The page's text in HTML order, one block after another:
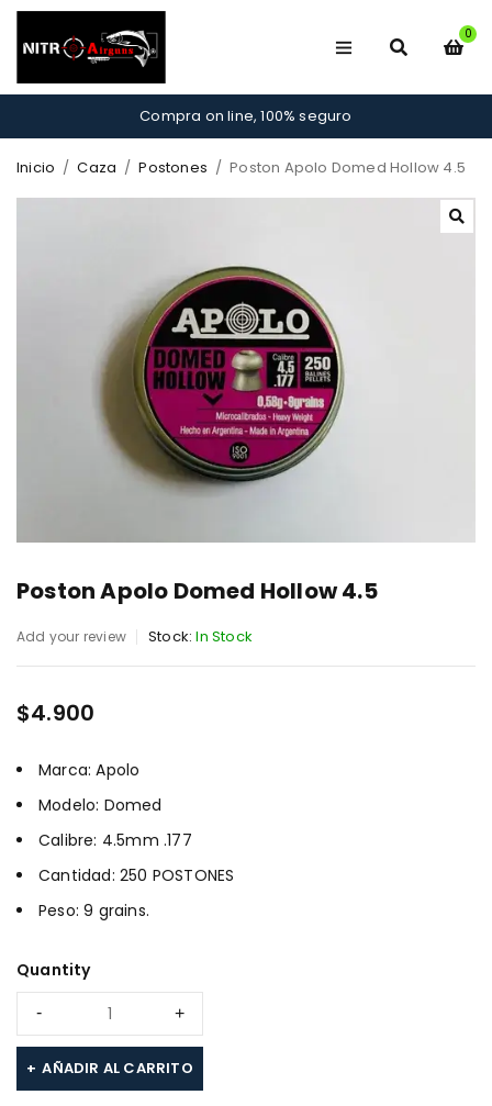
0
Compra on line, 100% seguro
Inicio / Caza / Postones / Poston Apolo Domed Hollow 4.5
Poston Apolo Domed Hollow 4.5
Add your review Stock: In Stock
$4.900
Marca: Apolo
Modelo: Domed
Calibre: 4.5mm .177
Cantidad: 250 POSTONES
Peso: 9 grains.
Quantity
AÑADIR AL CARRITO